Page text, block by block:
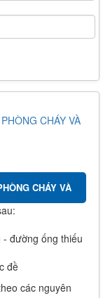
CHÁY VÀ
CHÁY VÀ
đường ống thiếu
đề
các nguyên